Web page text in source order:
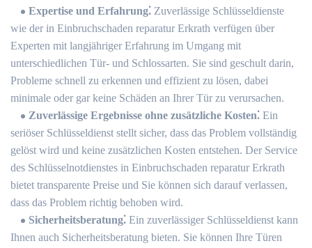
Expertise und Erfahrung⁚ Zuverlässige Schlüsseldienste
wie der in Einbruchschaden reparatur Erkrath verfügen über
Experten mit langjähriger Erfahrung im Umgang mit
unterschiedlichen Tür- und Schlossarten.​ Sie sind geschult darin,
Probleme schnell zu erkennen und effizient zu lösen, dabei
minimale oder gar keine Schäden an Ihrer Tür zu verursachen.​
Zuverlässige Ergebnisse ohne zusätzliche Kosten⁚ Ein
seriöser Schlüsseldienst stellt sicher, dass das Problem vollständig
gelöst wird und keine zusätzlichen Kosten entstehen.​ Der Service
des Schlüsselnotdienstes in Einbruchschaden reparatur Erkrath
bietet transparente Preise und Sie können sich darauf verlassen,
dass das Problem richtig behoben wird.
Sicherheitsberatung⁚ Ein zuverlässiger Schlüsseldienst kann
Ihnen auch Sicherheitsberatung bieten.​ Sie können Ihre Türen